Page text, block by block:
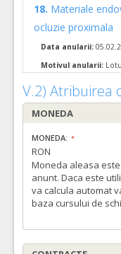
49. Pachet de materiale
COD CPV: 33111710-
VALOAREA ESTIMATA
16.500,00 - 290.000,00
47. Materiale
COD CPV:
VALOAREA ESTIMATA
TVA:
15.400,00 - 154.000,00
18. Materiale
ocluzie proximala
Data anularii:
Motivul anularii:
V.2) Atribuirea
MONEDA
MONEDA:
RON
Moneda aleasa
anunt. Daca este
va calcula automat
baza cursului de